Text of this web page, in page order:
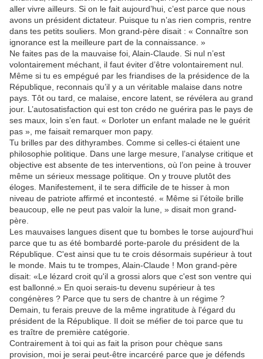
aller vivre ailleurs. Si on le fait aujourd’hui, c’est parce que nous
avons un président dictateur. Puisque tu n’as rien compris, rentre
dans tes petits souliers. Mon grand-père disait : « Connaître son
ignorance est la meilleure part de la connaissance. »
Ne faites pas de la mauvaise foi, Alain-Claude. Si nul n’est
volontairement méchant, il faut éviter d’être volontairement nul.
Même si tu es empégué par les friandises de la présidence de la
République, reconnais qu’il y a un véritable malaise dans notre
pays. Tôt ou tard, ce malaise, encore latent, se révélera au grand
jour. L’autosatisfaction qui est ton crédo ne guérira pas le pays de
ses maux, loin s’en faut. « Dorloter un enfant malade ne le guérit
pas », me faisait remarquer mon papy.
Tu brilles par des dithyrambes. Comme si celles-ci étaient une
philosophie politique. Dans une large mesure, l’analyse critique et
objective est absente de tes interventions, où l’on peine à trouver
même un sérieux message politique. On y trouve plutôt des
éloges. Manifestement, il te sera difficile de te hisser à mon
niveau de patriote affirmé et incontesté. « Même si l’étoile brille
beaucoup, elle ne peut pas valoir la lune, » disait mon grand-
père.
Les mauvaises langues disent que tu bombes le torse aujourd'hui
parce que tu as été bombardé porte-parole du président de la
République. C'est ainsi que tu te crois désormais supérieur à tout
le monde. Mais tu te trompes, Alain-Claude ! Mon grand-père
disait: «Le lézard croit qu'il a grossi alors que c'est son ventre qui
est ballonné.» En quoi serais-tu devenu supérieur à tes
congénères ? Parce que tu sers de chantre à un régime ?
Demain, tu ferais preuve de la même ingratitude à l'égard du
président de la République. Il doit se méfier de toi parce que tu
es traître de première catégorie.
Contrairement à toi qui as fait la prison pour chèque sans
provision, moi je serai peut-être incarcéré parce que je défends